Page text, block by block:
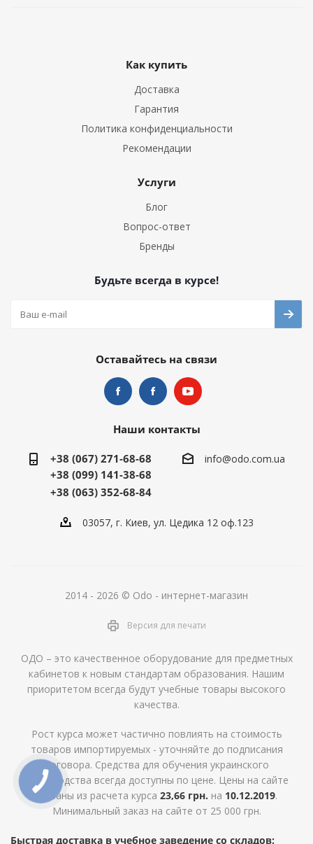
Как купить
Доставка
Гарантия
Политика конфиденциальности
Рекомендации
Услуги
Блог
Вопрос-ответ
Бренды
Будьте всегда в курсе!
Оставайтесь на связи
Наши контакты
+38 (067) 271-68-68
+38 (099) 141-38-68
+38 (063) 352-68-84
info@odo.com.ua
03057, г. Киев, ул. Цедика 12 оф.123
2014 - 2026 © Odo - интернет-магазин
Версия для печати
ОДО – это качественное оборудование для предметных
кабинетов к новым стандартам образования. Нашим
приоритетом всегда будут учебные товары высокого
качества.
Рост курса может частично повлиять на стоимость
товаров импортируемых - уточняйте до подписания
договора. Средства для обучения украинского
производства всегда доступны по цене. Цены на сайте
указаны из расчета курса 23,66 грн. на 10.12.2019.
Минимальный заказ на сайте от 25 000 грн.
Быстрая доставка в учебное заведение со складов: